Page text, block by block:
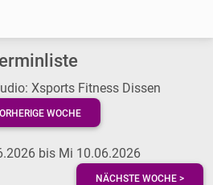
Xsports Fitness Dissen
WOCHE
bis Mi 10.06.2026
NÄCHSTE WOCHE >